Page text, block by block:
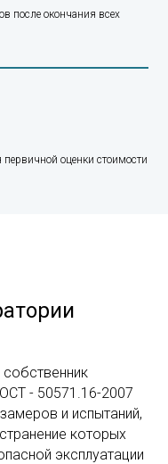
после окончания всех
оценки стоимости
- 50571.16-2007
и испытаний,
которых
эксплуатации